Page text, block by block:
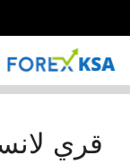
المحتوى
قري